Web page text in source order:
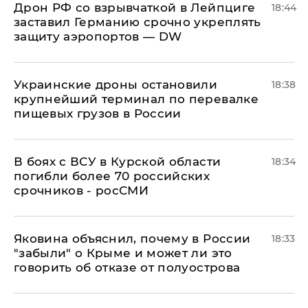
​Дрон РФ со взрывчаткой в Лейпциге
заставил Германию срочно укреплять
защиту аэропортов — DW
18:44
Украинские дроны остановили
крупнейший терминал по перевалке
пищевых грузов в России
18:38
В боях с ВСУ в Курской области
погибли более 70 российских
срочников - росСМИ
18:34
Яковина объяснил, почему в России
"забыли" о Крыме и может ли это
говорить об отказе от полуострова
18:33